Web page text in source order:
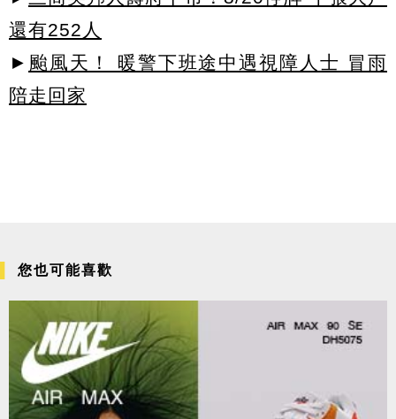
還有252人
► 颱風天！ 暖警下班途中遇視障人士 冒雨
陪走回家
您也可能喜歡